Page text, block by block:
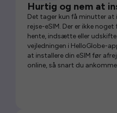
Hurtig og nem at
Det tager kun få minutter at
rejse-eSIM. Der er ikke
hente, indsætte eller
vejledningen i HelloGlobe-
at installere din eSIM før
online, så snart du